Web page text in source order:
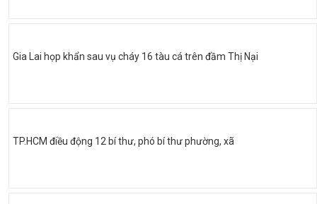
Gia Lai họp khẩn sau vụ cháy 16 tàu cá trên đầm Thị Nại
TP.HCM điều động 12 bí thư, phó bí thư phường, xã